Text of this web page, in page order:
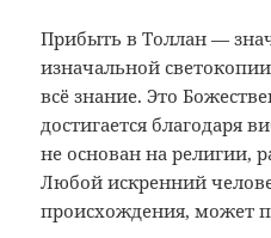
Прибыть в Толлан —
изначальной
всё знание. Это
достигается благодаря
не основан на религии,
Любой искренний
происхождения, может